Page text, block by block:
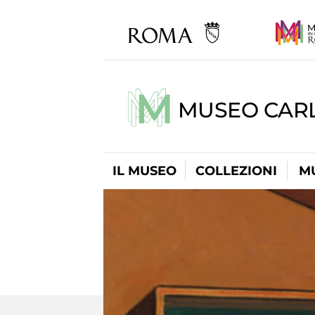
MUSEO
IL MUSEO COLLEZIONI